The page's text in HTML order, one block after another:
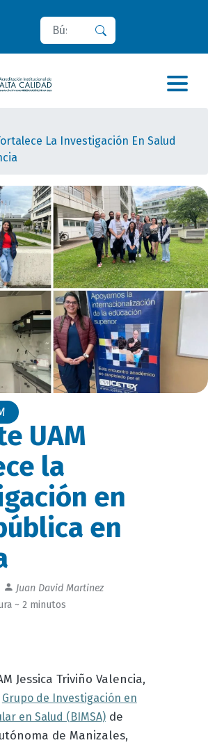
Buscar
La Investigación En Salud
UAM
la
en
en
Juan David Martinez
~ 2 minutos
Jessica Triviño Valencia,
Grupo de Investigación en
en Salud (BIMSA)de
de Manizales,